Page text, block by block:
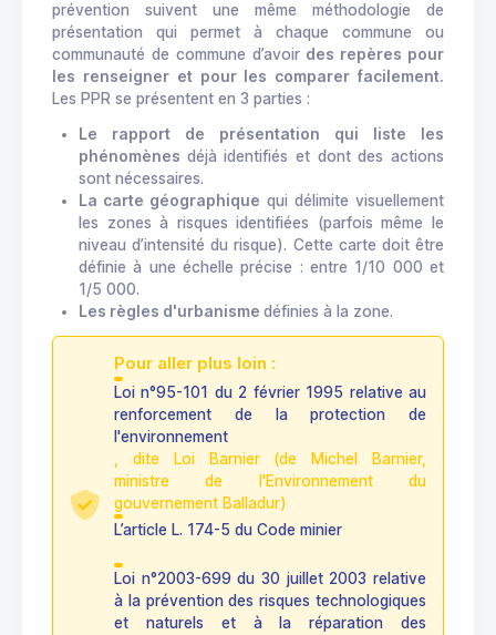
prévention suivent une même méthodologie de
présentation qui permet à chaque commune ou
communauté de commune d’avoir des repères pour
les renseigner et pour les comparer facilement.
Les PPR se présentent en 3 parties :
Le rapport de présentation qui liste les
phénomènes déjà identifiés et dont des actions
sont nécessaires.
La carte géographique qui délimite visuellement
les zones à risques identifiées (parfois même le
niveau d’intensité du risque). Cette carte doit être
définie à une échelle précise : entre 1/10 000 et
1/5 000.
Les règles d'urbanisme définies à la zone.
Pour aller plus loin :
Loi n°95-101 du 2 février 1995 relative au
renforcement de la protection de
l'environnement
, dite Loi Barnier (de Michel Barnier,
ministre de l'Environnement du
gouvernement Balladur)
L’article L. 174-5 du Code minier
Loi n°2003-699 du 30 juillet 2003 relative
à la prévention des risques technologiques
et naturels et à la réparation des